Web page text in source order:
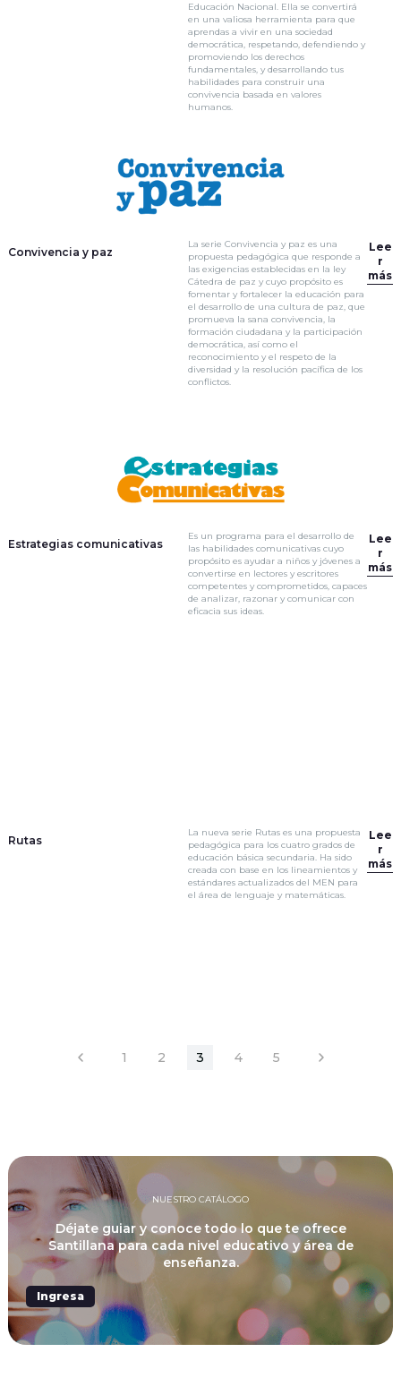
Educación Nacional. Ella se convertirá
en una valiosa herramienta para que
aprendas a vivir en una sociedad
democrática, respetando, defendiendo y
promoviendo los derechos
fundamentales, y desarrollando tus
habilidades para construir una
convivencia basada en valores
humanos.
Convivencia y paz
La serie Convivencia y paz es una
propuesta pedagógica que responde a
las exigencias establecidas en la ley
Cátedra de paz y cuyo propósito es
fomentar y fortalecer la educación para
el desarrollo de una cultura de paz, que
promueva la sana convivencia, la
formación ciudadana y la participación
democrática, así como el
reconocimiento y el respeto de la
diversidad y la resolución pacífica de los
conflictos.
Lee
r
más
Estrategias comunicativas
Es un programa para el desarrollo de
las habilidades comunicativas cuyo
propósito es ayudar a niños y jóvenes a
convertirse en lectores y escritores
competentes y comprometidos, capaces
de analizar, razonar y comunicar con
eficacia sus ideas.
Lee
r
más
Rutas
La nueva serie Rutas es una propuesta
pedagógica para los cuatro grados de
educación básica secundaria. Ha sido
creada con base en los lineamientos y
estándares actualizados del MEN para
el área de lenguaje y matemáticas.
Lee
r
más
1 2 3 4 5
NUESTRO CATÁLOGO
Déjate guiar y conoce todo lo que te ofrece
Santillana para cada nivel educativo y área de
enseñanza.
Ingresa